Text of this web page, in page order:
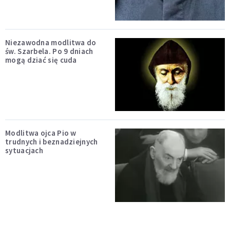
Niezawodna modlitwa do
św. Szarbela. Po 9 dniach
mogą dziać się cuda
Modlitwa ojca Pio w
trudnych i beznadziejnych
sytuacjach